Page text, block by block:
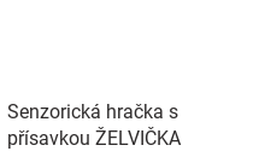
Senzorická hračka s
přísavkou ŽELVIČKA